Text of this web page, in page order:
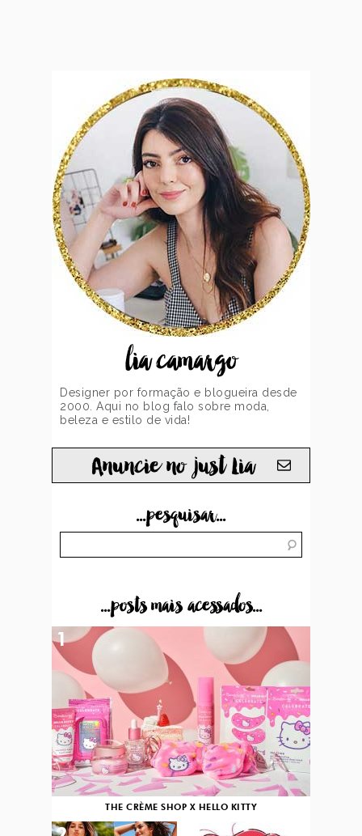
lia camargo
Designer por formação e blogueira desde
2000. Aqui no blog falo sobre moda,
beleza e estilo de vida!
Anuncie no just Lia
...pesquisar...
...posts mais acessados...
THE CRÈME SHOP X HELLO KITTY
1